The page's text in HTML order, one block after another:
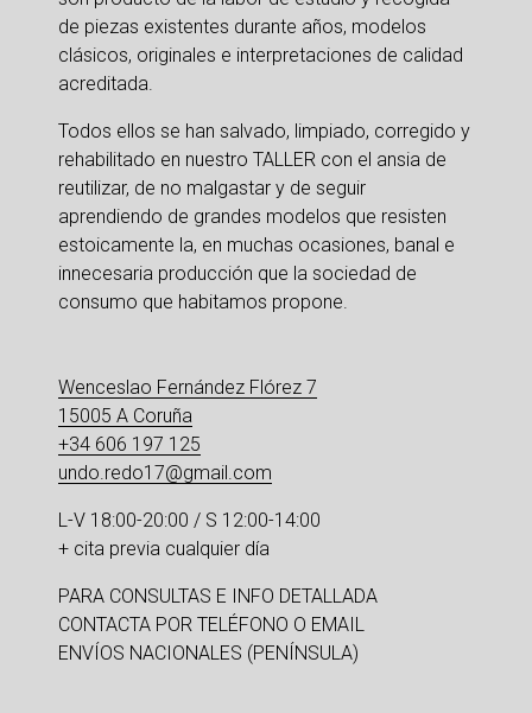
de piezas existentes durante años, modelos
clásicos, originales e interpretaciones de calidad
acreditada.
Todos ellos se han salvado, limpiado, corregido y
rehabilitado en nuestro TALLER con el ansia de
reutilizar, de no malgastar y de seguir
aprendiendo de grandes modelos que resisten
estoicamente la, en muchas ocasiones, banal e
innecesaria producción que la sociedad de
consumo que habitamos propone.
Wenceslao Fernández Flórez 7
15005 A Coruña
+34 606 197 125
undo.redo17@gmail.com
L-V 18:00-20:00 / S 12:00-14:00
+ cita previa cualquier día
PARA CONSULTAS E INFO DETALLADA
CONTACTA POR TELÉFONO O EMAIL
ENVÍOS NACIONALES (PENÍNSULA)